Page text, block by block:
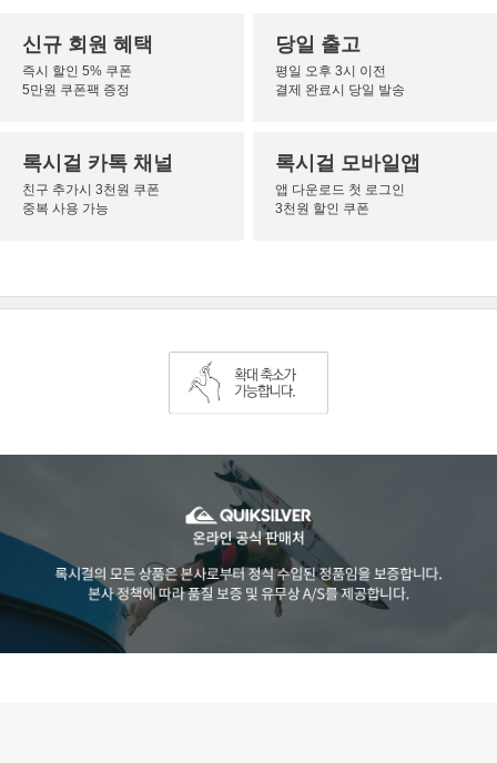
신규 회원 혜택
즉시 할인 5% 쿠폰
5만원 쿠폰팩 증정
당일 출고
평일 오후 3시 이전
결제 완료시 당일 발송
록시걸 카톡 채널
친구 추가시 3천원 쿠폰
중복 사용 가능
록시걸 모바일앱
앱 다운로드 첫 로그인
3천원 할인 쿠폰